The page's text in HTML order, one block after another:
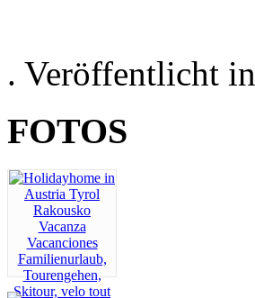
. Veröffentlicht in
FOTOS